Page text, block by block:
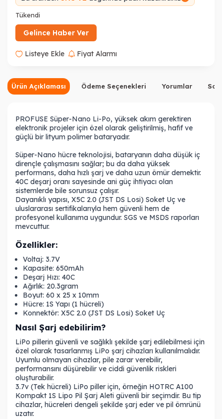
Tükendi
Gelince Haber Ver
Listeye Ekle Fiyat Alarmı
Ürün Açıklaması Ödeme Seçenekleri Yorumlar
PROFUSE Süper-Nano Li-Po, yüksek akım gerektiren
elektronik projeler için özel olarak geliştirilmiş, hafif ve
güçlü bir lityum polimer bataryadır.
Süper-Nano hücre teknolojisi, bataryanın daha düşük iç
dirençle çalışmasını sağlar; bu da daha yüksek
performans, daha hızlı şarj ve daha uzun ömür demektir.
40C deşarj oranı sayesinde ani güç ihtiyacı olan
sistemlerde bile sorunsuz çalışır.
Dayanıklı yapısı, X5C 2.0 (JST DS Losi) Soket Uç ve
uluslararası sertifikalarıyla hem güvenli hem de
profesyonel kullanıma uygundur. SGS ve MSDS raporları
mevcuttur.
Özellikler:
Voltaj: 3.7V
Kapasite: 650mAh
Deşarj Hızı: 40C
Ağırlık: 20.3gram
Boyut: 60 x 25 x 10mm
Hücre: 1S Yapı (1 hücreli)
Konnektör: X5C 2.0 (JST DS Losi) Soket Uç
Nasıl Şarj edebilirim?
LiPo pillerin güvenli ve sağlıklı şekilde şarj edilebilmesi için
özel olarak tasarlanmış LiPo şarj cihazları kullanılmalıdır.
Uyumlu olmayan cihazlar, pile zarar verebilir,
performansını düşürebilir ve ciddi güvenlik riskleri
oluşturabilir.
3.7v (Tek hücreli) LiPo piller için, örneğin HOTRC A100
Kompakt 1S Lipo Pil Şarj Aleti güvenli bir seçimdir. Bu tip
cihazlar, hücreleri dengeli şekilde şarj eder ve pil ömrünü
uzatır.